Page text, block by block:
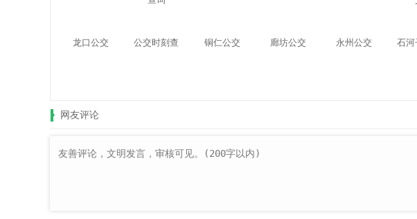
龙口公交
公交时刻查
铜仁公交 廊坊公交 永州公交 石河
网友评论